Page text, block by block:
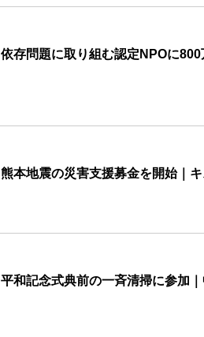
依存問題に取り組む認定NPOに
熊本地震の災害支援募金を開始｜
平和記念式典前の一斉清掃に参加